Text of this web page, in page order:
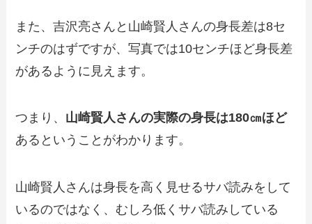
また、吉沢亮さんと山崎賢人さんの身長差は8セ
ンチのはずですが、写真では10センチほど身長差
があるように見えます。
つまり、 山崎賢人さんの実際の身長は180㎝ほど
あるということがわかります。
山崎賢人さんは身長を高く見せるサバ読みをして
いるのではなく、むしろ低くサバ読みしている